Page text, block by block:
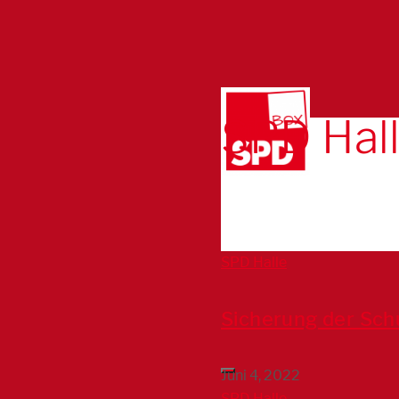
SPD
SPD Halle
Sicherung der
Juni 4, 2022